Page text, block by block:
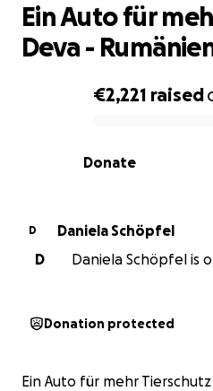
0% complete
€2,221 raised
Donate
Ein Auto für
Deva -
D
Daniela Schöpfel
D
Daniela Schöpfel is
Donation protected
Ein Auto für mehr